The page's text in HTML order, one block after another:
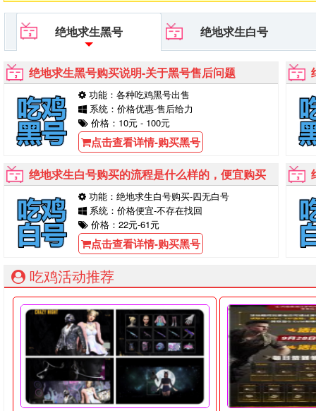
绝地求生黑号 绝地求生白号
绝地求生黑号购买说明-关于黑号售后问题
功能：各种吃鸡黑号出售
系统：价格优惠-售后给力
价格：10元 - 100元
点击查看详情-购买黑号
绝地求生白号购买的流程是什么样的，便宜购买
功能：绝地求生白号购买-四无白号
系统：价格便宜-不存在找回
价格：22元-61元
点击查看详情-购买黑号
吃鸡活动推荐